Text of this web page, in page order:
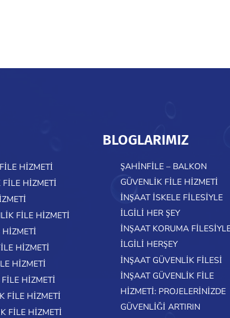
HIZMETI
FILE HIZMETI
FILE HIZMETI
HIZMETI
HIZMETI
HIZMETI
HIZMETI
FILE HIZMETI
FILE HIZMETI
BLOGLARIMIZ
ŞAHINFILE – BALKON
GÜVENLIK FILE HIZMETI
INŞAAT ISKELE FILESIYLE
ILGILI HER ŞEY
İNŞAAT KORUMA
ILGILI HERŞEY
İNŞAAT GÜVENLIK FILESI
İNŞAAT GÜVENLIK FILE
HIZMETI: PROJELERINIZDE
GÜVENLIĞI ARTIRIN